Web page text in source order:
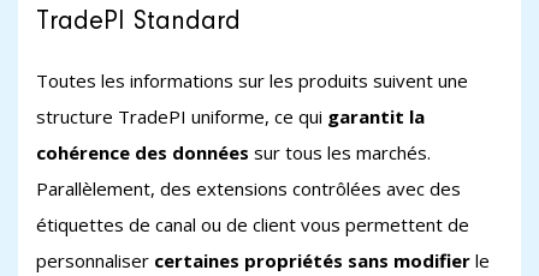
TradePI Standard
Toutes les informations sur les produits suivent une
structure TradePI uniforme, ce qui garantit la
cohérence des données sur tous les marchés.
Parallèlement, des extensions contrôlées avec des
étiquettes de canal ou de client vous permettent de
personnaliser certaines propriétés sans modifier le